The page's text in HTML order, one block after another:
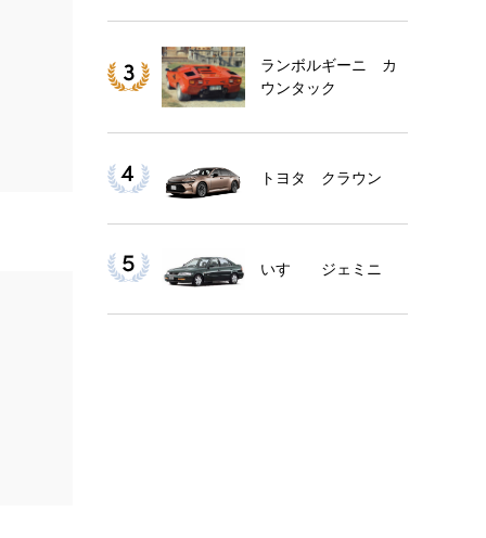
ランボルギーニ カ
ウンタック
トヨタ クラウン
いすゞ ジェミニ